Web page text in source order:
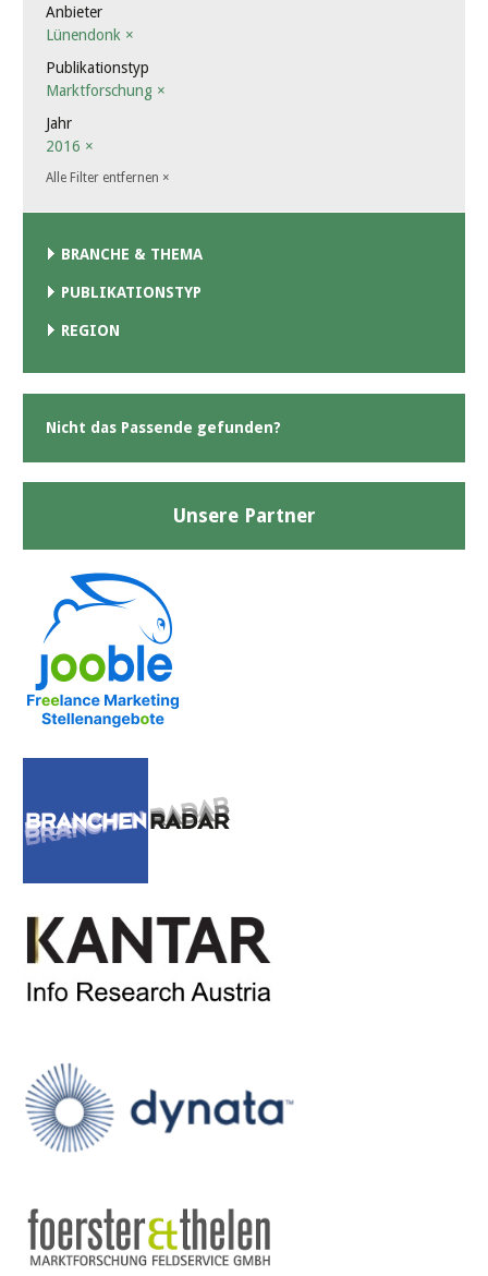
Anbieter
Lünendonk ×
Publikationstyp
Marktforschung ×
Jahr
2016 ×
Alle Filter entfernen ×
BRANCHE & THEMA
PUBLIKATIONSTYP
REGION
Nicht das Passende gefunden?
Unsere Partner